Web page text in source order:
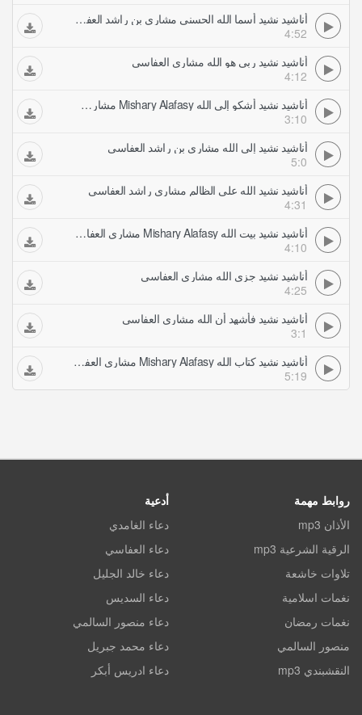
أناشيد نشيد أسما الله الحسنى مشاري بن راشد العفاسي
4:52
أناشيد نشيد ربي هو الله مشاري العفاسي
4:12
أناشيد نشيد أشكو إلى الله Mishary Alafasy مشاري العفاسي
3:10
أناشيد نشيد إلى الله مشاري بن راشد العفاسي
5:0
أناشيد نشيد الله على الظالم مشاري راشد العفاسي
4:31
أناشيد نشيد بيت الله Mishary Alafasy مشاري العفاسي
4:10
أناشيد نشيد جزى الله مشاري العفاسي
4:25
أناشيد نشيد فأشهد أن الله مشاري العفاسي
3:1
أناشيد نشيد كتاب الله Mishary Alafasy مشاري العفاسي
5:19
روابط مهمة
الأذان mp3
الرقية الشرعية mp3
تلاوات خاشعة
نغمات اسلامية
نغمات رمضان
منصور السالمي
النقشبندي mp3
أدعية
دعاء الغامدي
دعاء العفاسي
دعاء خالد الجليل
دعاء السديس
دعاء منصور السالمي
دعاء محمد جبريل
دعاء ادريس أبكر